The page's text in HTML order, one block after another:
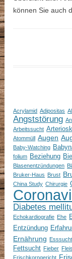
können Sie auch
Acrylamid Adipositas
Angststörung
Arbeitssucht
Atommüll
Augen
Baby-Watching
folium Beziehung
Blasenentzündungen
Bruker-Haus
Brust
China Study Chirurgie
Diabetes
Echokardiografie Ehe
Entzündung
Ernährung Esssucht
Fettsucht Fieber
Frischkorngericht